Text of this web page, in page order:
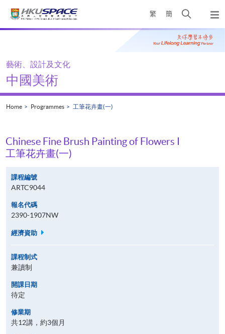
繁 簡
Open
search
panel
Main
藝術、設計及文化
中國美術
Home Programmes 工筆花卉畫(一)
Chinese Fine Brush Painting of Flowers I
工筆花卉畫(一)
課程編號
ARTC9044
報名代碼
2390-1907NW
經濟資助
課程制式
兼讀制
開課日期
待定
修業期
共12講，約3個月